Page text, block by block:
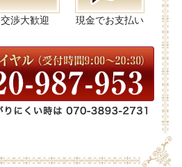
交渉大歓迎 現金でお支払い